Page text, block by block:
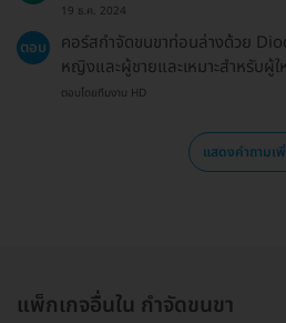
19 ธ.ค. 2024
ตอบ
คอร์สกำจัดขนขาท่อนล่างด้วย
หญิงและผู้ชายและเหมาะสำหรับผู้
ตอบโดยทีมงาน HD
แสดงคำถามเ
แพ็กเกจอื่นใน กำจัดขนขา